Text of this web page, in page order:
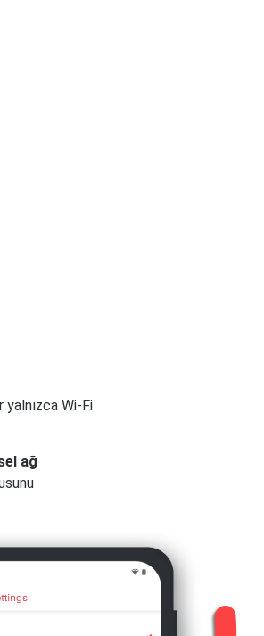
yalnızca Wi-Fi
ağ